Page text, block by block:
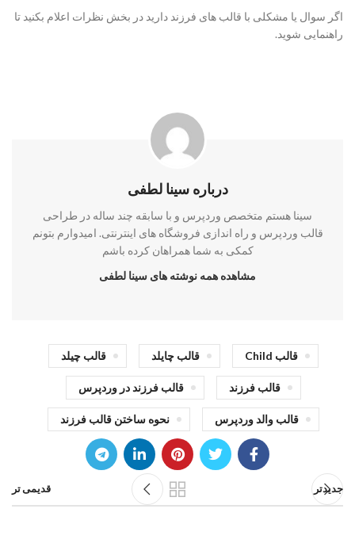
اگر سوال یا مشکلی با قالب های فرزند دارید در بخش نظرات اعلام بکنید تا
راهنمایی شوید.
درباره سینا لطفی
سینا هستم متخصص وردپرس و با سابقه چند ساله در طراحی
قالب وردپرس و راه اندازی فروشگاه های اینترنتی. امیدوارم بتونم
کمکی به شما همراهان کرده باشم
مشاهده همه نوشته های سینا لطفی
قالب Child قالب چایلد قالب چیلد
قالب فرزند قالب فرزند در وردپرس
قالب والد وردپرس نحوه ساختن قالب فرزند
جدیدتر قدیمی تر